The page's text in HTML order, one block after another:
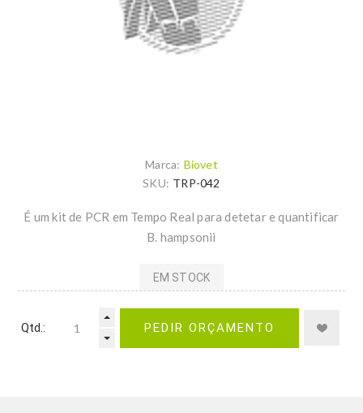
Marca: Biovet
SKU: TRP-042
É um kit de PCR em Tempo Real para detetar e quantificar
B. hampsonii
EM STOCK
Qtd.: PEDIR ORÇAMENTO